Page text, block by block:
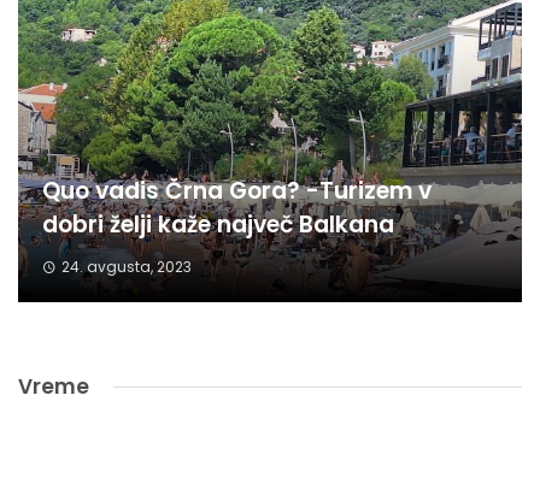
Quo vadis Črna Gora? -Turizem v
dobri želji kaže največ Balkana
24. avgusta, 2023
Vreme